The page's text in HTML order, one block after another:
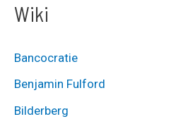
Wiki
Bancocratie
Benjamin Fulford
Bilderberg